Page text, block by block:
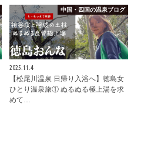
中国・四国の温泉ブログ
2025.11.4
【松尾川温泉 日帰り入浴へ】徳島女
ひとり温泉旅① ぬるぬる極上湯を求
めて…